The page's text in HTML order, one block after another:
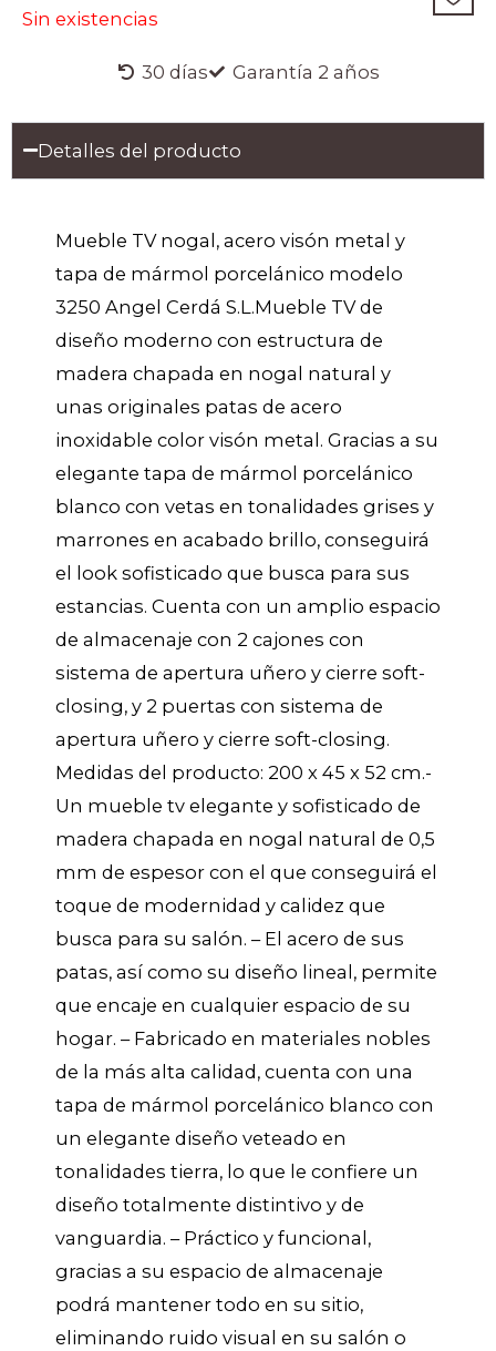
Sin existencias
30 días Garantía 2 años
Detalles del producto
Mueble TV nogal, acero visón metal y
tapa de mármol porcelánico modelo
3250 Angel Cerdá S.L.Mueble TV de
diseño moderno con estructura de
madera chapada en nogal natural y
unas originales patas de acero
inoxidable color visón metal. Gracias a su
elegante tapa de mármol porcelánico
blanco con vetas en tonalidades grises y
marrones en acabado brillo, conseguirá
el look sofisticado que busca para sus
estancias. Cuenta con un amplio espacio
de almacenaje con 2 cajones con
sistema de apertura uñero y cierre soft-
closing, y 2 puertas con sistema de
apertura uñero y cierre soft-closing.
Medidas del producto: 200 x 45 x 52 cm.-
Un mueble tv elegante y sofisticado de
madera chapada en nogal natural de 0,5
mm de espesor con el que conseguirá el
toque de modernidad y calidez que
busca para su salón. – El acero de sus
patas, así como su diseño lineal, permite
que encaje en cualquier espacio de su
hogar. – Fabricado en materiales nobles
de la más alta calidad, cuenta con una
tapa de mármol porcelánico blanco con
un elegante diseño veteado en
tonalidades tierra, lo que le confiere un
diseño totalmente distintivo y de
vanguardia. – Práctico y funcional,
gracias a su espacio de almacenaje
podrá mantener todo en su sitio,
eliminando ruido visual en su salón o